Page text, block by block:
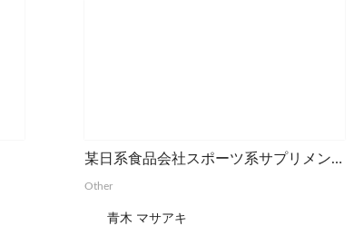
某日系食品会社スポーツ系サプリメント球場用広告
Other
青木 マサアキ